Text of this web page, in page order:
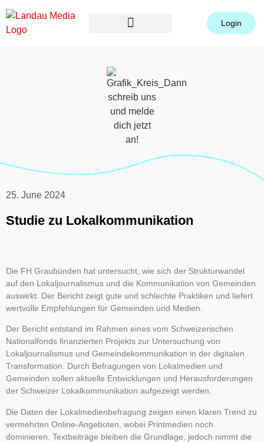
Login
25. June 2024
Studie zu Lokalkommunikation
Die FH Graubünden hat untersucht, wie sich der Strukturwandel
auf den Lokal­journalismus und die Kommunikation von Gemeinden
auswirkt. Der Bericht zeigt gute und schlechte Praktiken und liefert
wertvolle Empfeh­lungen für Gemeinden und Medien.
Der Bericht entstand im Rahmen eines vom Schweizerischen
Nationalfonds finanzierten Projekts zur Untersuchung von
Lokaljournalismus und Gemeindekommunikation in der digitalen
Transformation. Durch Befragungen von Lokalmedien und
Gemeinden sollen aktuelle Entwicklungen und Herausforderungen
der Schweizer Lokalkommunikation aufgezeigt werden.
Die Daten der Lokalmedienbefragung zeigen einen klaren Trend zu
vermehrten Online-Angeboten, wobei Printmedien noch
dominieren. Textbeiträge bleiben die Grundlage, jedoch nimmt die